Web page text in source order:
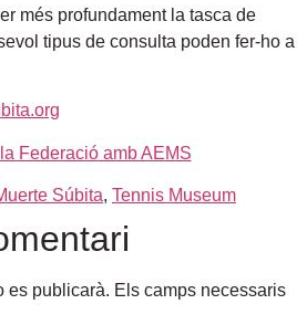
més profundament la tasca de
tipus de consulta poden fer-ho a
Súbita, Tennis Museum
es publicarà. Els camps necessaris